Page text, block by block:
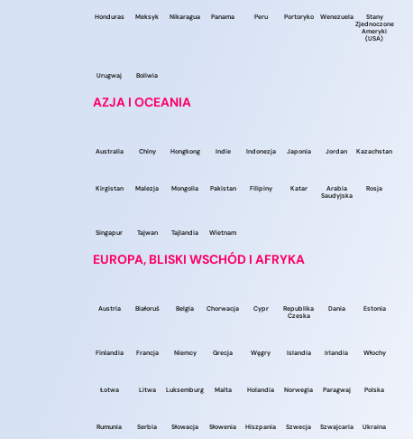
Honduras Meksyk Nikaragua Panama Peru Portoryko Wenezuela
Stany
Zjednoczone
Ameryki
(USA)
Urugwaj Boliwia
AZJA I OCEANIA
Australia Chiny Hongkong Indie Indonezja Japonia Jordan Kazachstan
Kirgistan Malezja Mongolia Pakistan Filipiny Katar
Arabia
Saudyjska
Rosja
Singapur Tajwan Tajlandia Wietnam
EUROPA, BLISKI WSCHÓD I AFRYKA
Austria Białoruś Belgia Chorwacja Cypr
Republika
Czeska
Dania Estonia
Finlandia Francja Niemcy Grecja Węgry Islandia Irlandia Włochy
Łotwa Litwa Luksemburg Malta Holandia Norwegia Paragwaj Polska
Rumunia Serbia Słowacja Słowenia Hiszpania Szwecja Szwajcaria Ukraina